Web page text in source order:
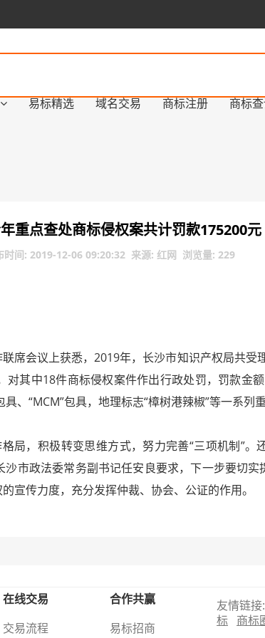
易标精选 域名交易 商标注册 商标
重点查处商标侵权案共计罚款175200元
时间: 2019-12-06 09:20:32 来源: 红网 浏览量: 229
席会议上获悉，2019年，长沙市知识产权局共
其中18件商标侵权案件作出行政处罚，罚款金
具、“MCM”包具，地理标志“樟树港辣椒”等一系列
，积极转变思维方式，努力完善“三项机制”。
市政法委常务副书记任安良要求，下一步要切
宣传力度，充分发挥仲裁、协会、公证的作用。
在线交易
交易流程
合作共赢
易标招商
友情链接:
标 商标